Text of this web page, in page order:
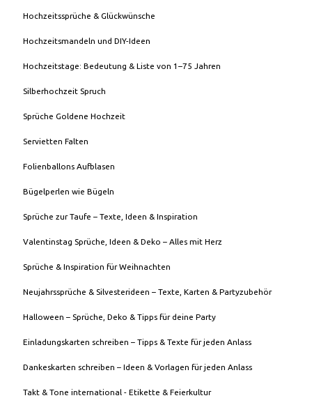
Hochzeitssprüche & Glückwünsche
Hochzeitsmandeln und DIY-Ideen
Hochzeitstage: Bedeutung & Liste von 1–75 Jahren
Silberhochzeit Spruch
Sprüche Goldene Hochzeit
Servietten Falten
Folienballons Aufblasen
Bügelperlen wie Bügeln
Sprüche zur Taufe – Texte, Ideen & Inspiration
Valentinstag Sprüche, Ideen & Deko – Alles mit Herz
Sprüche & Inspiration für Weihnachten
Neujahrssprüche & Silvesterideen – Texte, Karten & Partyzubehör
Halloween – Sprüche, Deko & Tipps für deine Party
Einladungskarten schreiben – Tipps & Texte für jeden Anlass
Dankeskarten schreiben – Ideen & Vorlagen für jeden Anlass
Takt & Tone international - Etikette & Feierkultur